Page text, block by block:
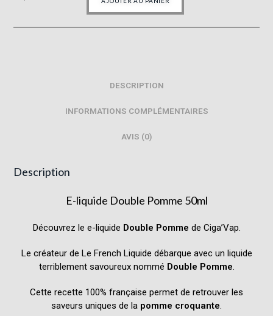
DESCRIPTION
INFORMATIONS COMPLÉMENTAIRES
AVIS (0)
Description
E-liquide Double Pomme 50ml
Découvrez le e-liquide Double Pomme de Ciga’Vap.
Le créateur de Le French Liquide débarque avec un liquide
terriblement savoureux nommé Double Pomme
Cette recette 100% française permet de retrouver les
saveurs uniques de la pomme croquante